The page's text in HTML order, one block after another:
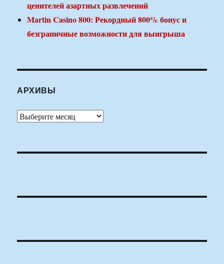
ценителей азартных развлечений
Martin Casino 800: Рекордный 800% бонус и
безграничные возможности для выигрыша
АРХИВЫ
Архивы